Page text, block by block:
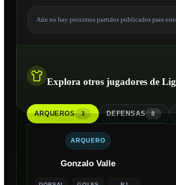
Aún no hay proximos partidos publicados para
Explora otros jugadores de
ARQUEROS 3 DEFENSAS 8
ARQUERO
Gonzalo Valle